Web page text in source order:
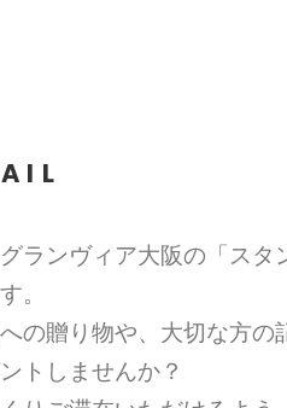
ランヴィア大阪の「ス
。
の贈り物や、大切な方
トしませんか？